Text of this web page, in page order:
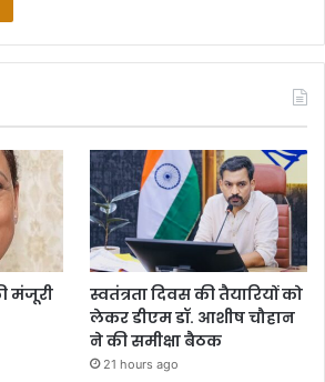
मंजूरी
स्वतंत्रता दिवस की तैयारियों को
लेकर डीएम डॉ. आशीष चौहान
ने की समीक्षा बैठक
21 hours ago